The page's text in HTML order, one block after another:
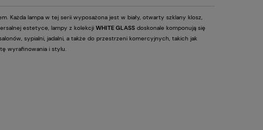
Każda lampa w tej serii wyposażona jest w biały, otwarty szklany klosz,
estetyce, lampy z kolekcji WHITE GLASS doskonale komponują się
sypialni, jadalni, a także do przestrzeni komercyjnych, takich jak
wyrafinowania i stylu.